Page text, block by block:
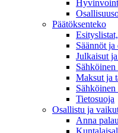
Päätöksenteko
Säännöt ja
Julkaisut
Maksut ja
Sähköinen
Tietosuoja
Osallistu ja
Anna